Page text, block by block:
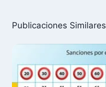
Publicaciones Similares